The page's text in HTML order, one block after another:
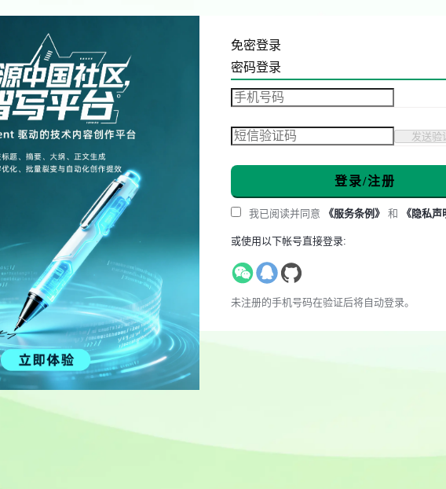
免密登录
密码登录
发送验
登录/注册
我已阅读并同意 《服务条例》 和 《隐私声
或使用以下帐号直接登录:
未注册的手机号码在验证后将自动登录。